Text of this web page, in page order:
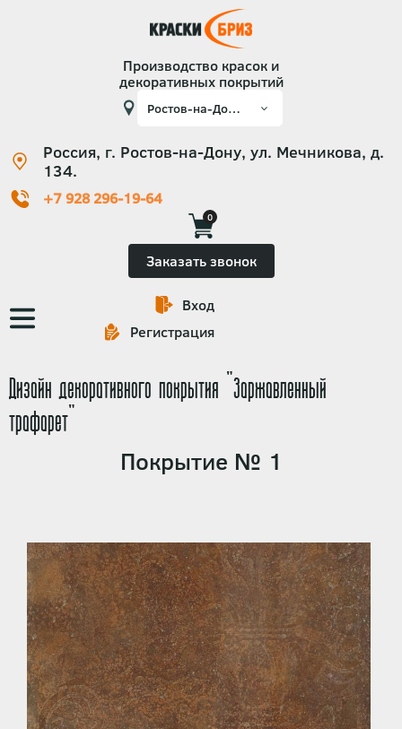
Производство красок и
декоративных покрытий
Россия, г. Ростов-на-Дону, ул. Мечникова, д.
134.
+7 928 296-19-64
0
Заказать звонок
Основная
навигация
Вход
Регистрация
Дизайн декоративного покрытия "Заржавленный
трафарет"
Покрытие № 1